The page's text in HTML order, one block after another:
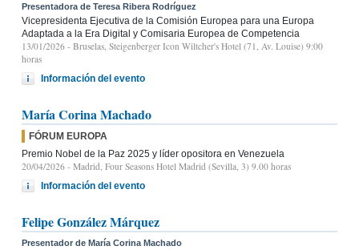
Presentadora de Teresa Ribera Rodríguez
Vicepresidenta Ejecutiva de la Comisión Europea para una Europa
Adaptada a la Era Digital y Comisaria Europea de Competencia
13/01/2026 - Bruselas, Steigenberger Icon Wiltcher's Hotel (71, Av. Louise) 9:00
horas
Información del evento
María Corina Machado
FÓRUM EUROPA
Premio Nobel de la Paz 2025 y líder opositora en Venezuela
20/04/2026 - Madrid, Four Seasons Hotel Madrid (Sevilla, 3) 9.00 horas
Información del evento
Felipe González Márquez
Presentador de María Corina Machado